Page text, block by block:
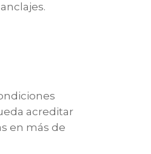
acreditar
en más de